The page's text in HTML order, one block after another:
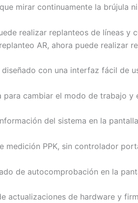
mirar continuamente la brújula
realizar replanteos de líneas
AR, ahora puede realizar
con una interfaz fácil de
cambiar el modo de trabajo
del sistema en la
medición PPK, sin controlador
de autocomprobación en la
actualizaciones de hardware y